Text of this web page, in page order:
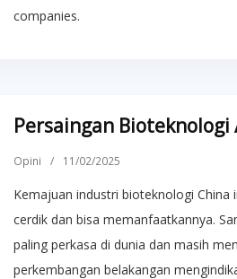
companies.
Persaingan Bioteknologi
Opini / 11/02/2025
Kemajuan industri bioteknologi China
cerdik dan bisa memanfaatkannya.
paling perkasa di dunia dan masih
perkembangan belakangan